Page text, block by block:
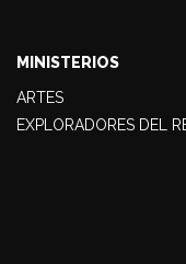
MINISTERIOS
ARTES
EXPLORADORES DEL